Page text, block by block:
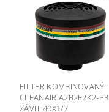
FILTER KOMBINOVANÝ
CLEANAIR A2B2E2K2-P3
ZÁVIT 40X1/7